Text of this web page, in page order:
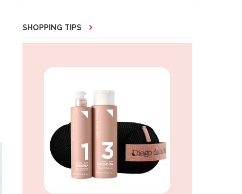
SHOPPING TIPS